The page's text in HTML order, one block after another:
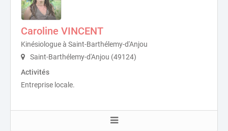
Caroline VINCENT
Kinésiologue à Saint-Barthélemy-d'Anjou
Saint-Barthélemy-d'Anjou (49124)
Activités
Entreprise locale.